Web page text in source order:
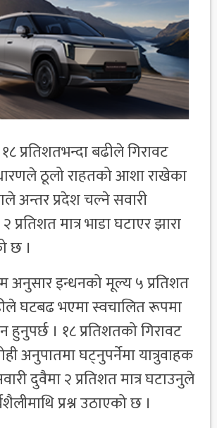
प्रतिशतभन्दा बढीले गिरावट
ठूलो राहतको आशा राखेका
अन्तर प्रदेश चल्ने सवारी
प्रतिशत मात्र भाडा घटाएर झारा
छ ।
अनुसार इन्धनको मूल्य ५ प्रतिशत
घटबढ भएमा स्वचालित रूपमा
हुनुपर्छ । १८ प्रतिशतको गिरावट
अनुपातमा घट्नुपर्नेमा यात्रुवाहक
दुवैमा २ प्रतिशत मात्र घटाउनुले
प्रश्न उठाएको छ ।